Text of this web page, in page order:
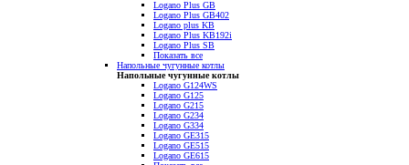
Logano Plus GB
Logano Plus GB402
Logano plus KB
Logano Plus KB192i
Logano Plus SB
Показать все
Напольные чугунные котлы
Напольные чугунные котлы
Logano G124WS
Logano G125
Logano G215
Logano G234
Logano G334
Logano GE315
Logano GE515
Logano GE615